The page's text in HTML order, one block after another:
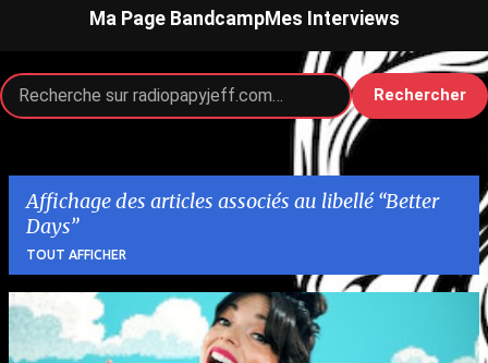
Ma Page BandcampMes Interviews
Rechercher
Affichage des articles associés au libellé Better
Days
TOUT AFFICHER
A